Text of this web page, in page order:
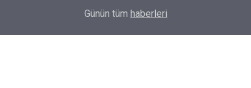
Özlem Drahyalı Kimdir, Nereli ve Kaç
Günün tüm haberleri